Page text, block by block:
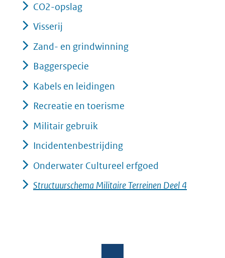
CO2-opslag
Visserij
Zand- en grindwinning
Baggerspecie
Kabels en leidingen
Recreatie en toerisme
Militair gebruik
Incidentenbestrijding
Onderwater Cultureel erfgoed
Structuurschema Militaire Terreinen Deel 4